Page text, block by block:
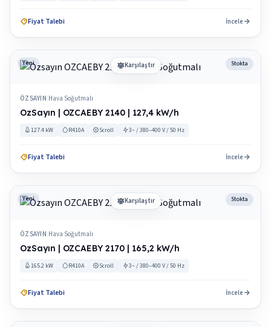
Fiyat Talebi İncele
Karşılaştır
Yeni Stokta
ÖZSAYIN|Hava Soğutmalı
OzSayın | OZCAEBY 2140 | 127,4 kW/h
127.4 kW R410A Scroll 3~ / 380–400 V / 50 Hz
Fiyat Talebi İncele
Karşılaştır
Yeni Stokta
ÖZSAYIN|Hava Soğutmalı
OzSayın | OZCAEBY 2170 | 165,2 kW/h
165.2 kW R410A Scroll 3~ / 380–400 V / 50 Hz
Fiyat Talebi İncele